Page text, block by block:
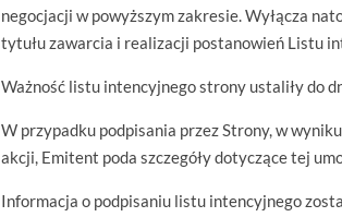
negocjacji w powyższym zakresie. Wyłącza
tytułu zawarcia i realizacji postanowień Listu
Ważność listu intencyjnego strony ustaliły do
W przypadku podpisania przez Strony, w
akcji, Emitent poda szczegóły dotyczące tej
Informacja o podpisaniu listu intencyjnego